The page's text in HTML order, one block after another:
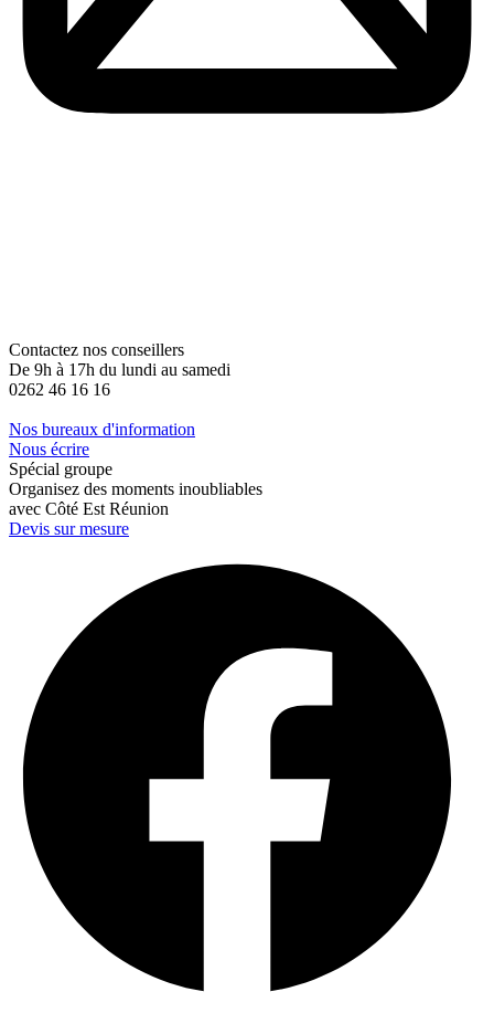
Contactez nos conseillers
De 9h à 17h du lundi au samedi
0262 46 16 16
Nos bureaux d'information
Nous écrire
Spécial groupe
Organisez des moments inoubliables
avec Côté Est Réunion
Devis sur mesure